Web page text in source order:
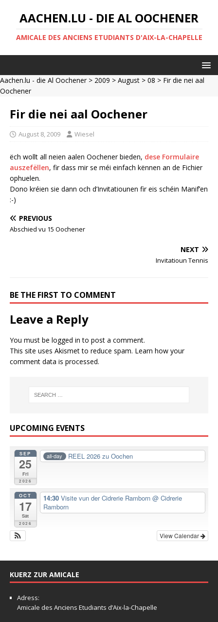
AACHEN.LU - DIE AL OOCHENER
AMICALE DES ANCIENS ETUDIANTS D'AIX-LA-CHAPELLE
Aachen.lu - die Al Oochener> 2009 > August > 08 > Fir die nei aal
Oochener
Fir die nei aal Oochener
August 8, 2009 Wiesel
ëch wollt all neien aalen Oochener bieden, dese Formulaire
auszefëllen, fir dass mir se méi einfach kënnen an de Fichier
ophuelen.
Dono kréien sie dann och d’Invitatiounen fir eis schéin Manif’en
:-)
PREVIOUS
Abschied vu 15 Oochener
NEXT
Invitatioun Tennis
BE THE FIRST TO COMMENT
Leave a Reply
You must be logged in to post a comment.
This site uses Akismet to reduce spam. Learn how your
comment data is processed.
UPCOMING EVENTS
SEP
25
Fri
2026
all-day REEL 2026 zu Oochen
OCT
17
Sat
2026
14:30 Visite vun der Cidrerie Ramborn @ Cidrerie
Ramborn
View Calendar
KUERZ ZUR AMICALE
Adress:
Amicale des Anciens Etudiants d’Aix-la-Chapelle